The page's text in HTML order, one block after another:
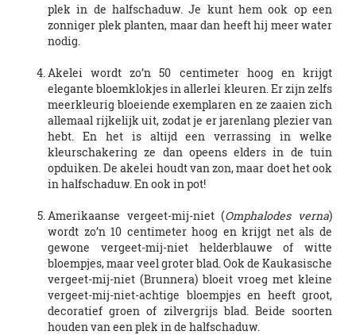
plek in de halfschaduw. Je kunt hem ook op een
zonniger plek planten, maar dan heeft hij meer water
nodig.
Akelei wordt zo’n 50 centimeter hoog en krijgt
elegante bloemklokjes in allerlei kleuren. Er zijn zelfs
meerkleurig bloeiende exemplaren en ze zaaien zich
allemaal rijkelijk uit, zodat je er jarenlang plezier van
hebt. En het is altijd een verrassing in welke
kleurschakering ze dan opeens elders in de tuin
opduiken. De akelei houdt van zon, maar doet het ook
in halfschaduw. En ook in pot!
Amerikaanse vergeet-mij-niet (Omphalodes verna)
wordt zo’n 10 centimeter hoog en krijgt net als de
gewone vergeet-mij-niet helderblauwe of witte
bloempjes, maar veel groter blad. Ook de Kaukasische
vergeet-mij-niet (Brunnera) bloeit vroeg met kleine
vergeet-mij-niet-achtige bloempjes en heeft groot,
decoratief groen of zilvergrijs blad. Beide soorten
houden van een plek in de halfschaduw.